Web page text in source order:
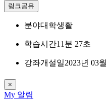
링크공유
분야대학생활
학습시간11분 27초
강좌개설일2023년 03월
×
My 알림